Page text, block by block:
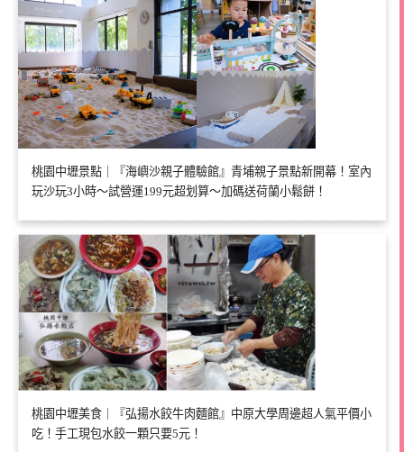
桃園中壢景點｜『海嶼沙親子體驗館』青埔親子景點新開幕！室內
玩沙玩3小時～試營運199元超划算～加碼送荷蘭小鬆餅！
桃園中壢美食｜『弘揚水餃牛肉麵館』中原大學周邊超人氣平價小
吃！手工現包水餃一顆只要5元！